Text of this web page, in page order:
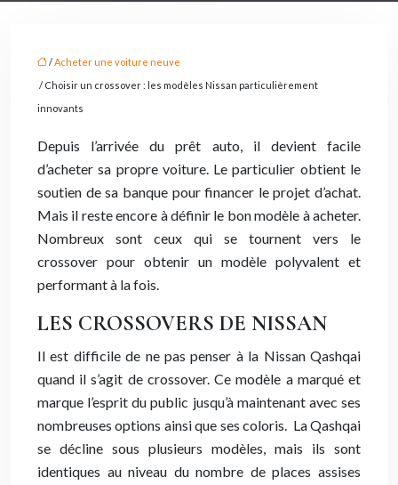
/Acheter une voiture neuve
/ Choisir un crossover : les modèles Nissan particulièrement
innovants
Depuis l’arrivée du prêt auto, il devient facile
d’acheter sa propre voiture. Le particulier obtient le
soutien de sa banque pour financer le projet d’achat.
Mais il reste encore à définir le bon modèle à acheter.
Nombreux sont ceux qui se tournent vers le
crossover pour obtenir un modèle polyvalent et
performant à la fois.
LES CROSSOVERS DE NISSAN
Il est difficile de ne pas penser à la Nissan Qashqai
quand il s’agit de crossover. Ce modèle a marqué et
marque l’esprit du public jusqu’à maintenant avec ses
nombreuses options ainsi que ses coloris. La Qashqai
se décline sous plusieurs modèles, mais ils sont
identiques au niveau du nombre de places assises